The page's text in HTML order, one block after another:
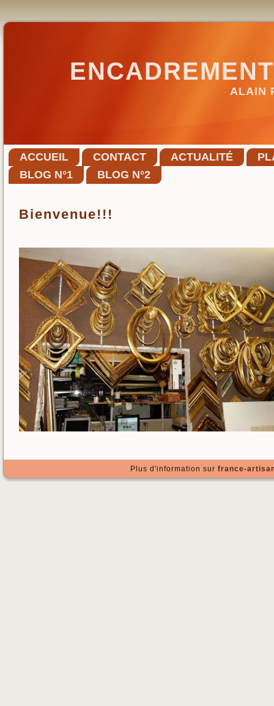
ALAIN
ACCUEIL CONTACT ACTUALITÉ
BLOG N°1
BLOG N°2
Bienvenue!!!
Plus d'information sur france-